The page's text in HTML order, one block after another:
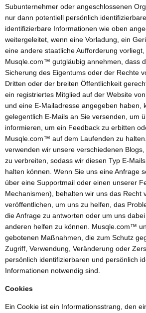
Subunternehmer oder angeschlossenen
nur dann potentiell persönlich
identifizierbare Informationen wie oben
weitergeleitet, wenn eine Vorladung, ein
eine andere staatliche Aufforderung
Musqle.com™ gutgläubig annehmen, dass
Sicherung des Eigentums oder der Rechte
Dritten oder der breiten Öffentlichkeit
ein registriertes Mitglied auf der Website
und eine E-Mailadresse angegeben haben,
gelegentlich E-Mails an Sie versenden, um
informieren, um ein Feedback zu erbitten
Musqle.com™ auf dem Laufenden zu
verwenden wir unsere verschiedenen
zu verbreiten, sodass wir diesen Typ E-
halten können. Wenn Sie uns eine Anfrage
über eine Supportmail oder einen unserer
Mechanismen), behalten wir uns das Recht
veröffentlichen, um uns zu helfen, das
die Anfrage zu antworten oder um uns dabei
anderen helfen zu können. Musqle.com™
gebotenen Maßnahmen, die zum Schutz
Zugriff, Verwendung, Veränderung oder
persönlich identifizierbaren und persönlich
Informationen notwendig sind.
Cookies
Ein Cookie ist ein Informationsstrang, den